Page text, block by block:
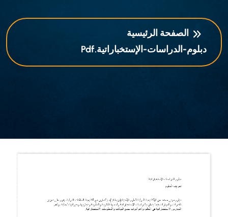
الصفحة الرئيسية
دبلوم-الدراسات-الإستخباراتية.pdf